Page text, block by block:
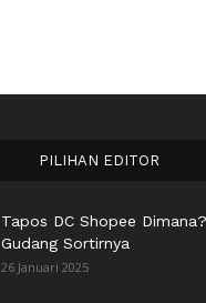
PILIHAN EDITOR
Tapos DC Shopee
Gudang Sortirnya
26 Januari 2025